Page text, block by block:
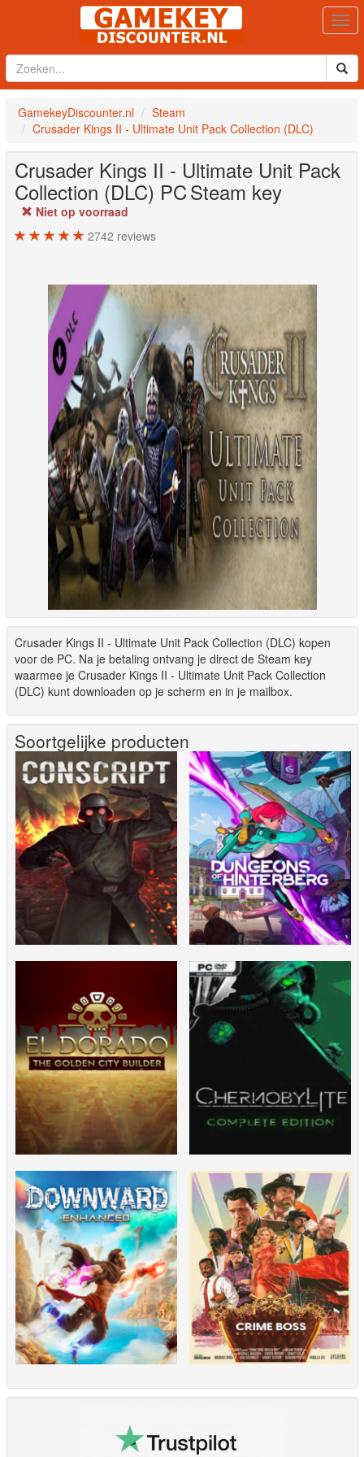
GamekeyDiscounter.nl
Steam
Crusader Kings II - Ultimate Unit Pack Collection (DLC)
Crusader Kings II - Ultimate Unit Pack
Collection (DLC) PCSteam key
Niet op voorraad
2742 reviews
Crusader Kings II - Ultimate Unit Pack Collection (DLC) kopen
voor de PC. Na je betaling ontvang je direct de Steam key
waarmee je Crusader Kings II - Ultimate Unit Pack Collection
(DLC) kunt downloaden op je scherm en in je mailbox.
Soortgelijke producten